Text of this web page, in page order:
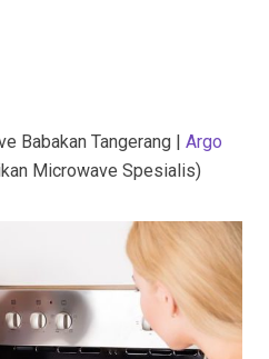
Babakan Tangerang | Argo
Microwave Spesialis)